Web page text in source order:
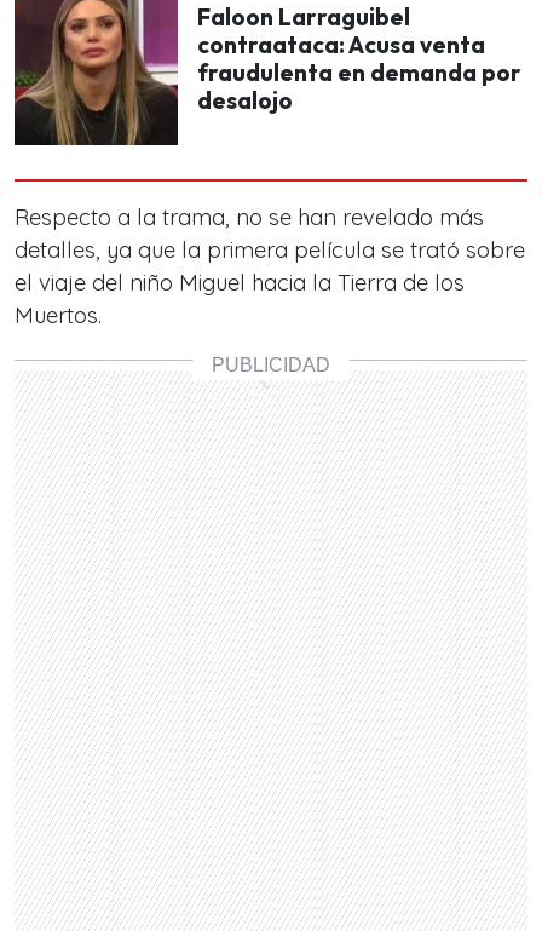
Faloon Larraguibel
contraataca: Acusa venta
fraudulenta en demanda por
desalojo
Respecto a la trama, no se han revelado más
detalles, ya que la primera película se trató sobre
el viaje del niño Miguel hacia la Tierra de los
Muertos.